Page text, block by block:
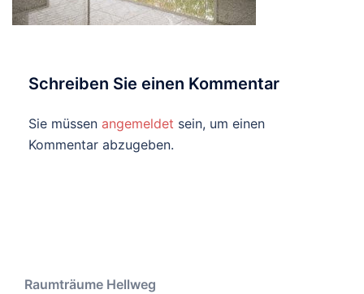
Schreiben Sie einen Kommentar
Sie müssen angemeldet sein, um einen
Kommentar abzugeben.
Raumträume Hellweg